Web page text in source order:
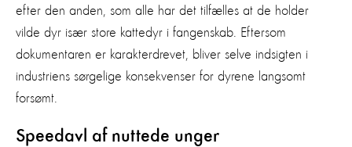
efter den anden, som alle har det tilfælles at de holder
vilde dyr især store kattedyr i fangenskab. Eftersom
dokumentaren er karakterdrevet, bliver selve indsigten i
industriens sørgelige konsekvenser for dyrene langsomt
forsømt.
Speedavl af nuttede unger